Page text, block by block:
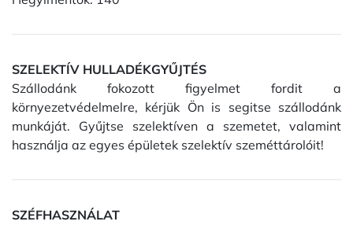
SZELEKTÍV HULLADÉKGYŰJTÉS
Szállodánk fokozott figyelmet fordit a
környezetvédelmelre, kérjük Ön is segitse szállodánk
munkáját. Gyűjtse szelektíven a szemetet, valamint
használja az egyes épületek szelektív szeméttárolóit!
SZÉFHASZNÁLAT